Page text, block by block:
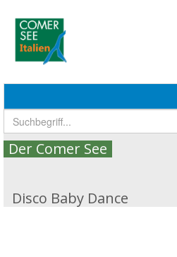
Der Comer See
Disco Baby Dance